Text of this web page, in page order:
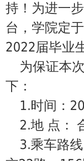
持！为进一
台，学院定
2022届毕业
为保证本
下：
1.时间：
2.地 点：
3.乘车路